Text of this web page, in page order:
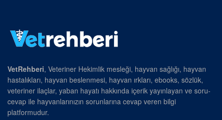
VetRehberi, Veteriner Hekimlik mesleği, hayvan sağlığı, hayvan
hastalıkları, hayvan beslenmesi, hayvan ırkları, ebooks, sözlük,
veteriner ilaçlar, yaban hayatı hakkında içerik yayınlayan ve soru-
cevap ile hayvanlarınızın sorunlarına cevap veren bilgi
platformudur.